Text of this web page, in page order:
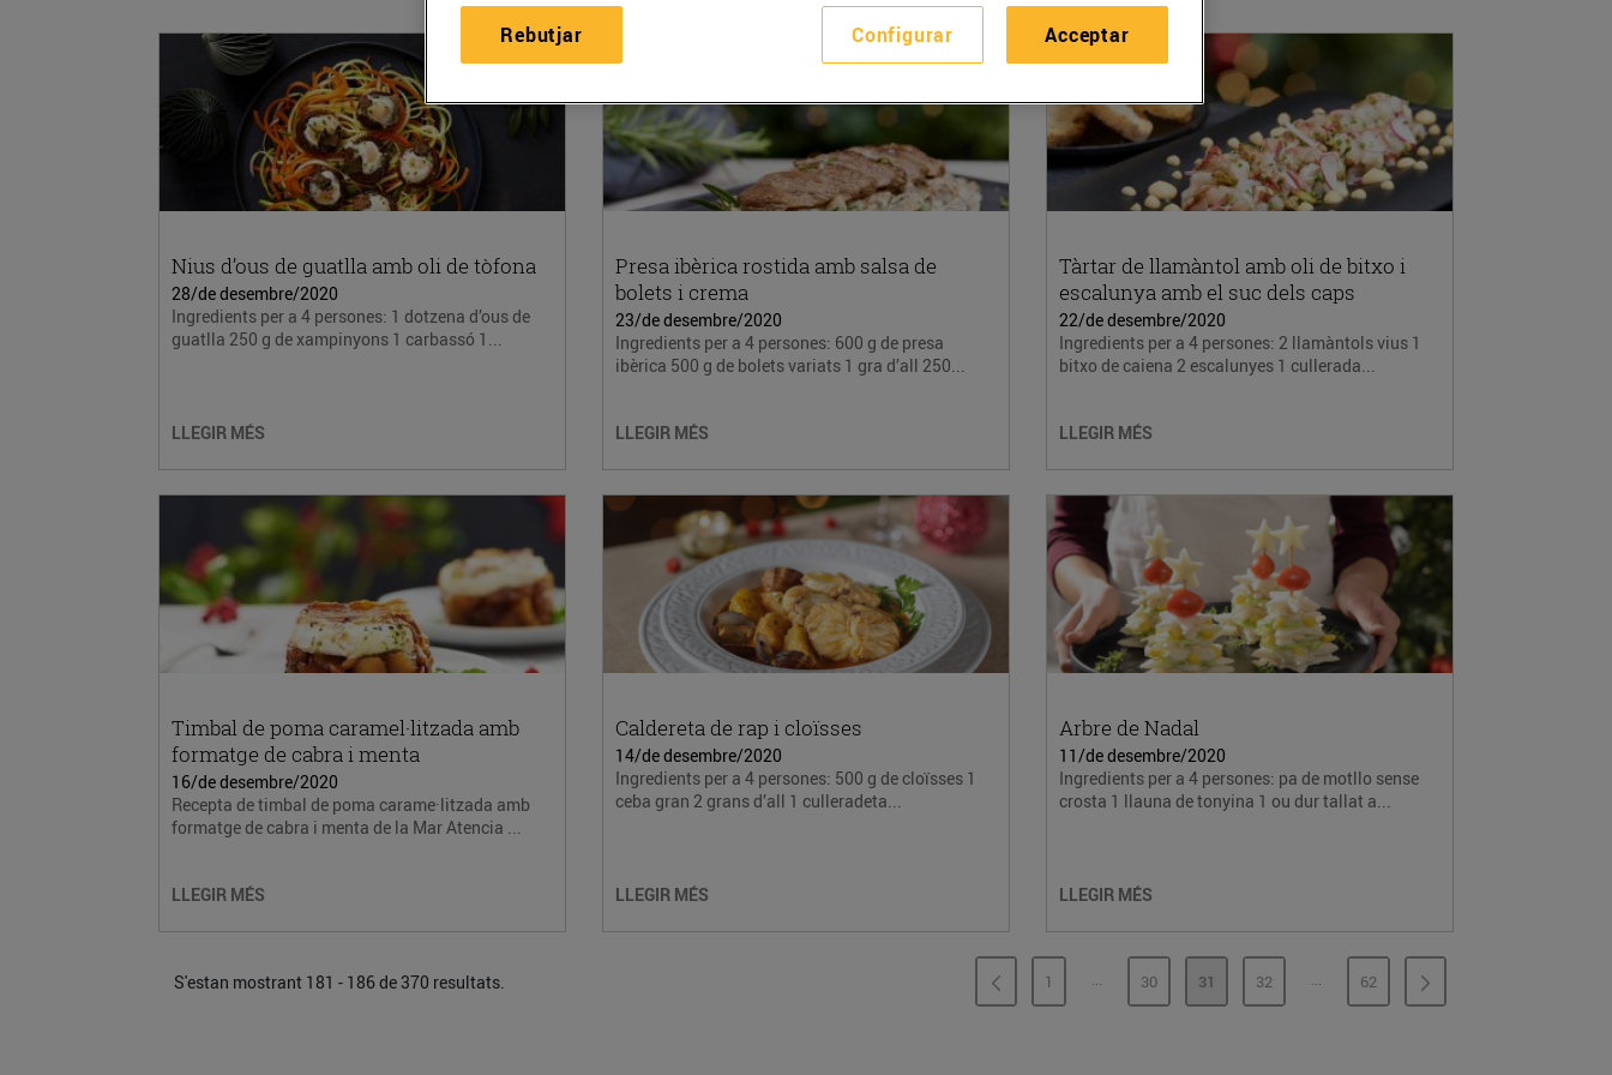
Nius d’ous de guatlla amb oli de tòfona
28/de desembre/2020
Ingredients per a 4 persones: 1 dotzena d’ous de
guatlla 250 g de xampinyons 1 carbassó 1...
LLEGIR MÉS
Presa ibèrica rostida amb salsa de
bolets i crema
23/de desembre/2020
Ingredients per a 4 persones: 600 g de presa
ibèrica 500 g de bolets variats 1 gra d’all 250...
LLEGIR MÉS
Tàrtar de llamàntol amb oli de bitxo i
escalunya amb el suc dels caps
22/de desembre/2020
Ingredients per a 4 persones: 2 llamàntols vius 1
bitxo de caiena 2 escalunyes 1 cullerada...
LLEGIR MÉS
Timbal de poma caramel·litzada amb
formatge de cabra i menta
16/de desembre/2020
Recepta de timbal de poma carame·litzada amb
formatge de cabra i menta de la Mar Atencia ...
LLEGIR MÉS
Caldereta de rap i cloïsses
14/de desembre/2020
Ingredients per a 4 persones: 500 g de cloïsses 1
ceba gran 2 grans d’all 1 culleradeta...
LLEGIR MÉS
Arbre de Nadal
11/de desembre/2020
Ingredients per a 4 persones: pa de motllo sense
crosta 1 llauna de tonyina 1 ou dur tallat a...
LLEGIR MÉS
S'estan mostrant 181 - 186 de 370 resultats. PÀGINA
1 ...PÀGINES INTERMÈDIES
PÀGINA
30 PÀGINA
31 PÀGINA
32 ...PÀGINES INTERMÈDIES
PÀGINA
62
Configurar
Rebutjar Acceptar